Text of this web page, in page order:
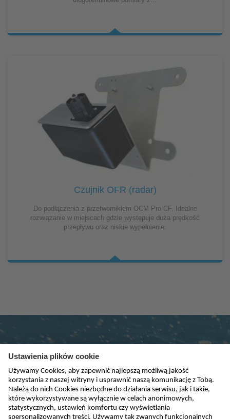
Czujnik OFR (radar)
Do podłączenia z przetwornikiem OCM Pro CF. Idealne
rozwiązanie w miejscach gdzie występuje duża prędkość
przepływu oraz niskie wypełnienie.
Subskrybuj newsletter